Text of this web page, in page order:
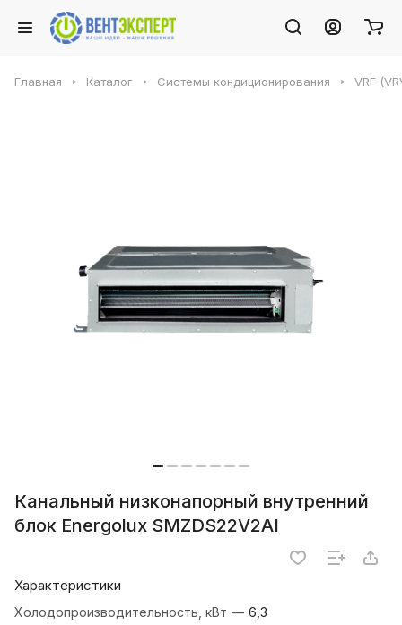
Главная Каталог Системы кондиционирования VRF
Канальный низконапорный внутренний
блок Energolux SMZDS22V2AI
Характеристики
Холодопроизводительность, кВт — 6,3